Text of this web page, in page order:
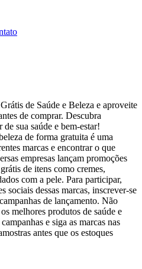
de Saúde e Beleza e aproveite
de comprar. Descubra
sua saúde e bem-estar!
de forma gratuita é uma
marcas e encontrar o que
empresas lançam promoções
de itens como cremes,
com a pele. Para participar,
sociais dessas marcas, inscrever-se
de lançamento. Não
melhores produtos de saúde e
e siga as marcas nas
antes que os estoques